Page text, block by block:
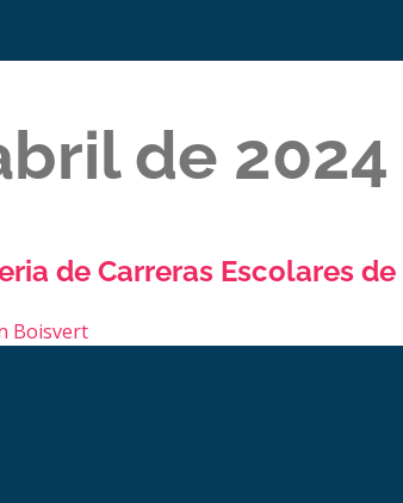
de 2024
de Carreras Escolares
Boisvert